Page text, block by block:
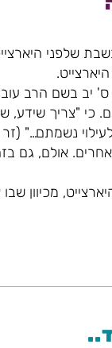
שלפני
יב בשם הרב
כי "צריך שידע,
נשמתם…"
אולם, גם
מכיוון